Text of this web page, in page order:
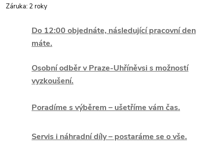
Záruka: 2 roky
Do 12:00 objednáte, následující pracovní den
máte.
Osobní odběr v Praze-Uhříněvsi s možností
vyzkoušení.
Poradíme s výběrem – ušetříme vám čas.
Servis i náhradní díly – postaráme se o vše.